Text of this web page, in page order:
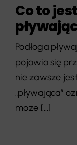
Co to
Podłoga
pojawia się
nie zawsze
„pływająca”
może [...]